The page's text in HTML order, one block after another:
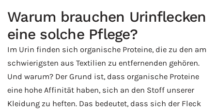
Warum brauchen Urinflecken
eine solche Pflege?
Im Urin finden sich organische Proteine, die zu den am
schwierigsten aus Textilien zu entfernenden gehören.
Und warum? Der Grund ist, dass organische Proteine
eine hohe Affinität haben, sich an den Stoff unserer
Kleidung zu heften. Das bedeutet, dass sich der Fleck